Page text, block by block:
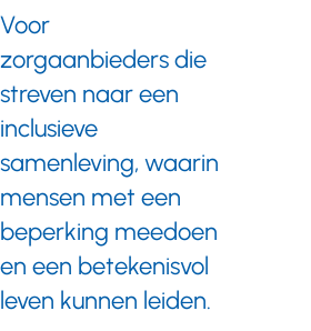
Voor
zorgaanbieders die
streven naar een
inclusieve
samenleving, waarin
mensen met een
beperking meedoen
en een betekenisvol
leven kunnen leiden.